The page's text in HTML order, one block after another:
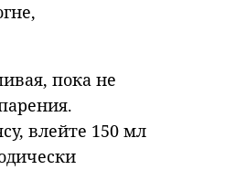
пока не
влейте 150 мл